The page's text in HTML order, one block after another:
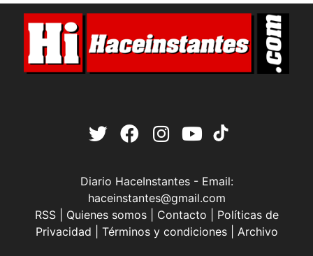
Diario HaceInstantes - Email:
haceinstantes@gmail.com
RSS| Quienes somos| Contacto
Políticas de
Privacidad
Términos y condiciones| Archivo